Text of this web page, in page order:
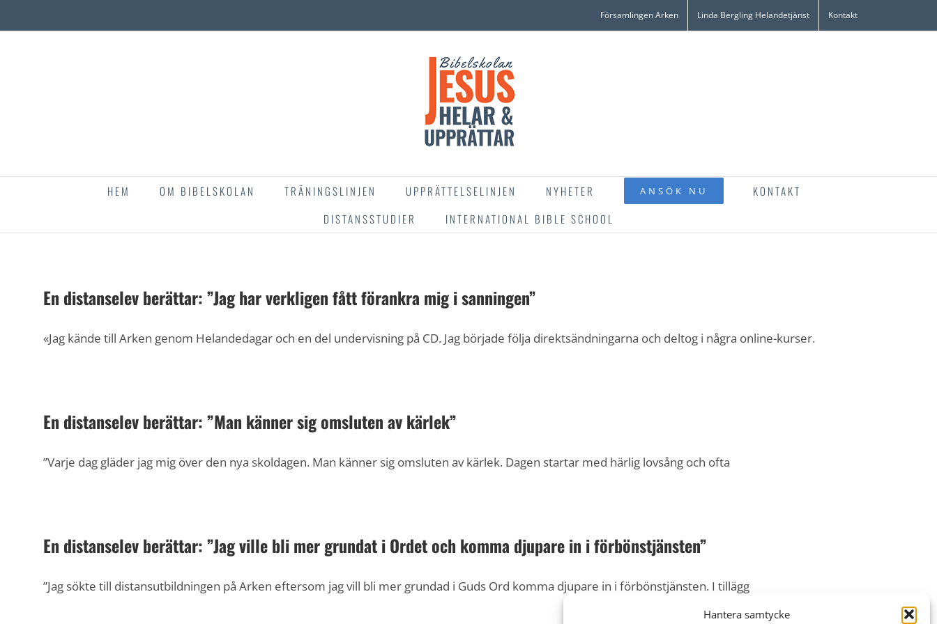
Hantera samtycke
till
Församlingen Arken Linda Bergling Helandetjänst Kontakt
HEM OM BIBELSKOLAN TRÄNINGSLINJEN UPPRÄTTELSELINJEN NYHETER ANSÖK NU
KONTAKT
DISTANSSTUDIER
INTERNATIONAL BIBLE SCHOOL
En distanselev berättar: ”Jag har verkligen fått förankra mig i sanningen”
«Jag kände till Arken genom Helandedagar och en del undervisning på CD. Jag började följa direktsändningarna och deltog i några online-kurser.
En distanselev berättar: ”Man känner sig omsluten av kärlek”
”Varje dag gläder jag mig över den nya skoldagen. Man känner sig omsluten av kärlek. Dagen startar med härlig lovsång och ofta
En distanselev berättar: ”Jag ville bli mer grundat i Ordet och komma djupare in i förbönstjänsten”
”Jag sökte till distansutbildningen på Arken eftersom jag vill bli mer grundad i Guds Ord komma djupare in i förbönstjänsten. I tillägg